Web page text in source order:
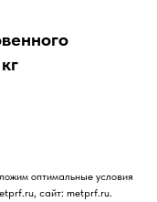
оптимальные условия
сайт: metprf.ru.